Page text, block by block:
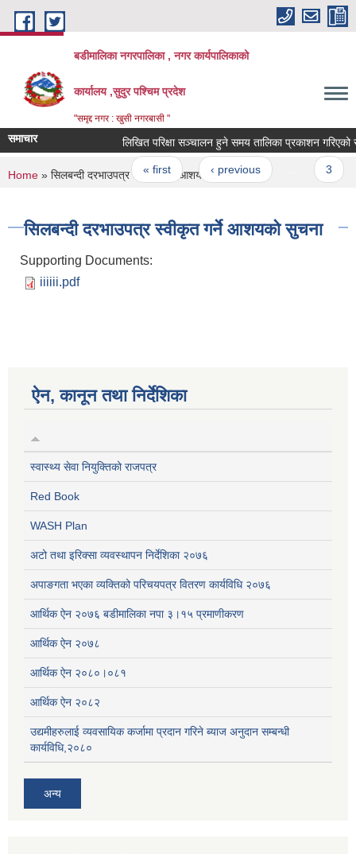
Skip to main content
बडीमालिका नगरपालिका , नगर कार्यपालिकाको
कार्यालय ,सुदुर पश्चिम प्रदेश
"समृद्द नगर : खुसी नगरबासी "
समाचार लिखित परिक्षा सञ्चालन हुने समय तालिका प्रकाशन गरिएको
Pages
« first ‹ previous
You are here
Home » सिलबन्दी दरभाउपत्र स्वीकृत गर्ने आशयको सुचना
सिलबन्दी दरभाउपत्र स्वीकृत गर्ने आशयको सुचना
Supporting Documents:
iiiiii.pdf
ऐन, कानून तथा निर्देशिका
स्वास्थ्य सेवा नियुक्तिको राजपत्र
Red Book
WASH Plan
अटो तथा इरिक्सा व्यवस्थापन निर्देशिका २०७६
अपाङगता भएका व्यक्तिको परिचयपत्र वितरण कार्यविधि २०७६
आर्थिक ऐन २०७६ बडीमालिका नपा ३।१५ प्रमाणीकरण
आर्थिक ऐन २०७८
आर्थिक ऐन २०८०।०८१
आर्थिक ऐन २०८२
उद्यमीहरुलाई व्यवसायिक कर्जामा प्रदान गरिने ब्याज अनुदान सम्बन्धी
कार्यविधि,२०८०
अन्य